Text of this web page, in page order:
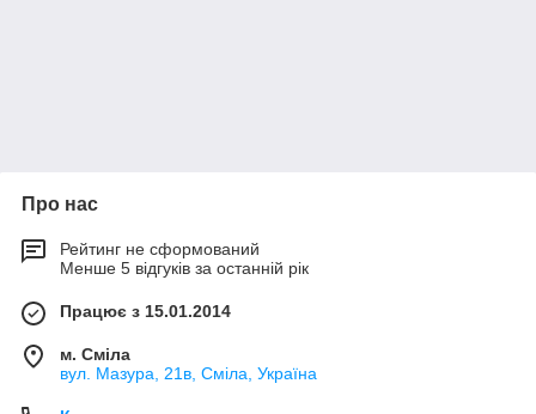
Про нас
Рейтинг не сформований
Менше 5 відгуків за останній рік
Працює з 15.01.2014
м. Сміла
вул. Мазура, 21в, Сміла, Україна